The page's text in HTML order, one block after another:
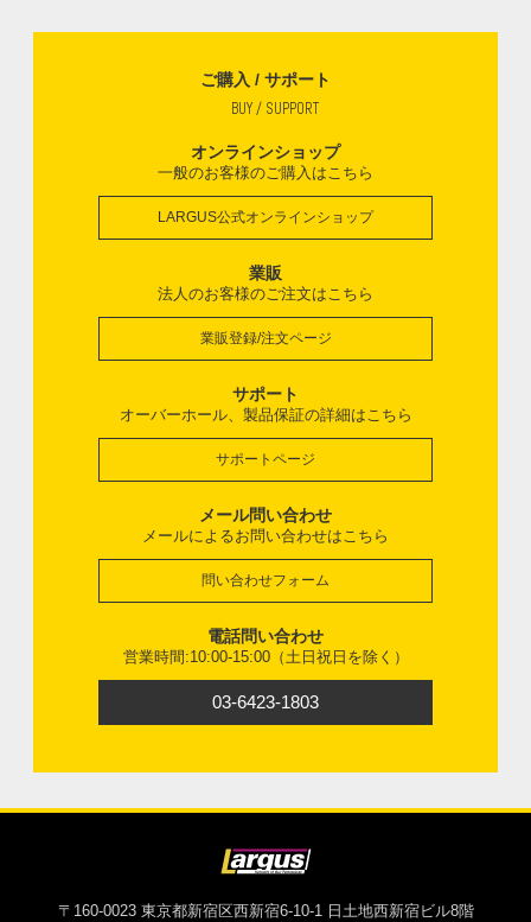
ご購入 / サポート
BUY / SUPPORT
オンラインショップ
一般のお客様のご購入はこちら
LARGUS公式オンラインショップ
業販
法人のお客様のご注文はこちら
業販登録/注文ページ
サポート
オーバーホール、製品保証の詳細はこちら
サポートページ
メール問い合わせ
メールによるお問い合わせはこちら
問い合わせフォーム
電話問い合わせ
営業時間:10:00-15:00（土日祝日を除く）
03-6423-1803
〒160-0023 東京都新宿区西新宿6-10-1 日土地西新宿ビル8階